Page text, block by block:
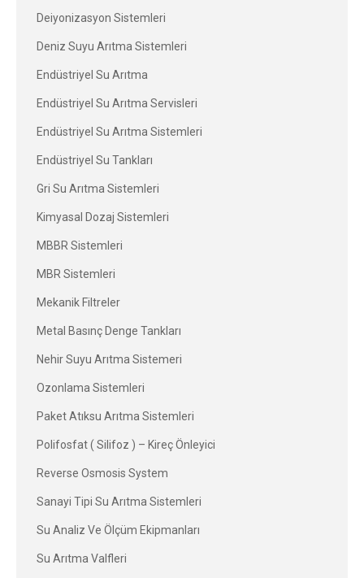
Deiyonizasyon Sistemleri
Deniz Suyu Arıtma Sistemleri
Endüstriyel Su Arıtma
Endüstriyel Su Arıtma Servisleri
Endüstriyel Su Arıtma Sistemleri
Endüstriyel Su Tankları
Gri Su Arıtma Sistemleri
Kimyasal Dozaj Sistemleri
MBBR Sistemleri
MBR Sistemleri
Mekanik Filtreler
Metal Basınç Denge Tankları
Nehir Suyu Arıtma Sistemeri
Ozonlama Sistemleri
Paket Atıksu Arıtma Sistemleri
Polifosfat ( Silifoz ) – Kireç Önleyici
Reverse Osmosis System
Sanayi Tipi Su Arıtma Sistemleri
Su Analiz Ve Ölçüm Ekipmanları
Su Arıtma Valfleri